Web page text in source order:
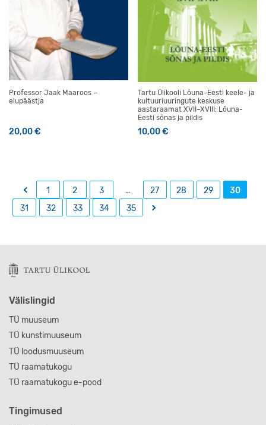
Professor Jaak Maaroos −
elupäästja
20,00€
Tartu Ülikooli Lõuna-Eesti keele- ja
kultuuriuuringute keskuse
aastaraamat XVII–XVIII: Lõuna-
Eesti sõnas ja pildis
10,00€
← 1 2 3 … 27 28 29
30
31
32 33 34 35 →
Välislingid
TÜ muuseum
TÜ kunstimuuseum
TÜ loodusmuuseum
TÜ raamatukogu
TÜ raamatukogu e-pood
Tingimused